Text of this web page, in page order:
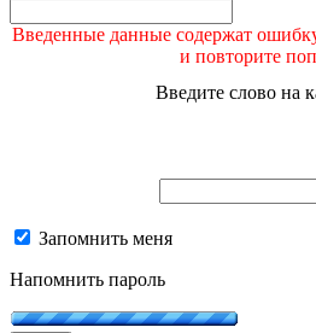
Введенные данные содержат
и повторите
Введите слово на
Запомнить меня
Напомнить пароль